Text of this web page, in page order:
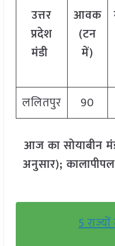
उत्तर
प्रदेश
मंडी
आवक
(टन
में)
ललितपुर
90
आज का सोयाबीन
अनुसार);
5